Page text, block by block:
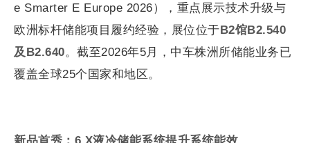
e Smarter E Europe 2026），重点展示技术升级与
欧洲标杆储能项目履约经验，展位位于B2馆B2.540
及B2.640。截至2026年5月，中车株洲所储能业务已
覆盖全球25个国家和地区。